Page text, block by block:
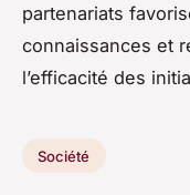
partenariats
connaissances et
l’efficacité des
Société